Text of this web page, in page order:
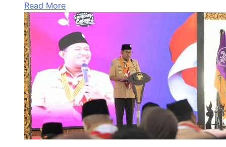
Read More